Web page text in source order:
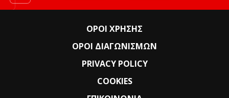
ΟΡΟΙ ΧΡΗΣΗΣ
ΟΡΟΙ ΔΙΑΓΩΝΙΣΜΩΝ
PRIVACY POLICY
COOKIES